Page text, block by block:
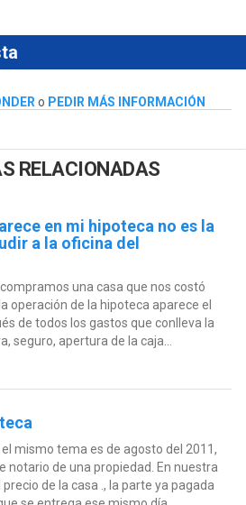
o PEDIR MÁS INFORMACIÓN
RELACIONADAS
en mi hipoteca no es la
a la oficina del
una casa que nos costó
operación de la hipoteca aparece el
de todos los gastos que conlleva la
seguro, apertura de la caja...
mismo tema es de agosto del 2011,
notario de una propiedad. En nuestra
de la casa ., la parte ya pagada